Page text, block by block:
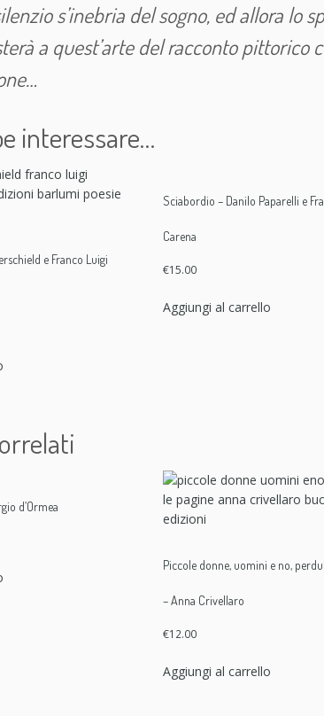
s’inebria del sogno, ed allora
a quest’arte del racconto
interessare…
e Franco Luigi
Sciabordio – Danilo Paparelli e
Carena
€15.00
Aggiungi al carrello
d’Ormea
Piccole donne, uomini e no,
– Anna Crivellaro
€12.00
Aggiungi al carrello